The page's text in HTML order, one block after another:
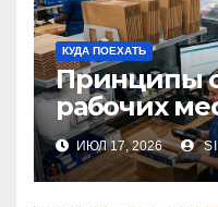
КУДА ПОЕХАТЬ
Принципы
рабочих
иИЮЛ 17, 2026